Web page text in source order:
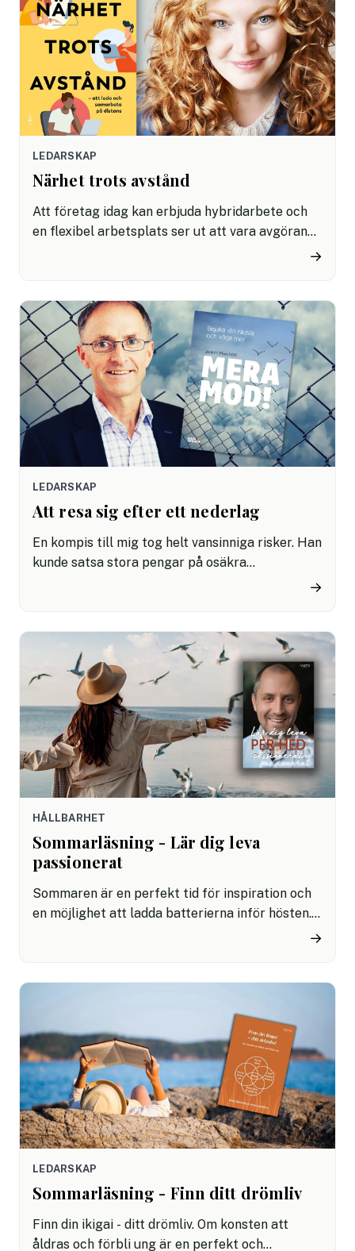
LEDARSKAP
Närhet trots avstånd
Att företag idag kan erbjuda hybridarbete och
en flexibel arbetsplats ser ut att vara avgörande
ledarskapsfrågor och teamutveckling i över 15
år och är nu aktuell med en ny bok, Närhet trots
avstånd: att leda och samarbeta på distans.
→
LEDARSKAP
Att resa sig efter ett nederlag
En kompis till mig tog helt vansinniga risker. Han
kunde satsa stora pengar på osäkra
tungt. Men han sa alltid att livet inte handlar om
hur många gånger man faller, utan om hur
många gånger man reser sig igen.
→
HÅLLBARHET
Sommarläsning - Lär dig leva
passionerat
Sommaren är en perfekt tid för inspiration och
en möjlighet att ladda batterierna inför hösten.
→
LEDARSKAP
Sommarläsning - Finn ditt drömliv
Finn din ikigai - ditt drömliv. Om konsten att
åldras och förbli ung är en perfekt och